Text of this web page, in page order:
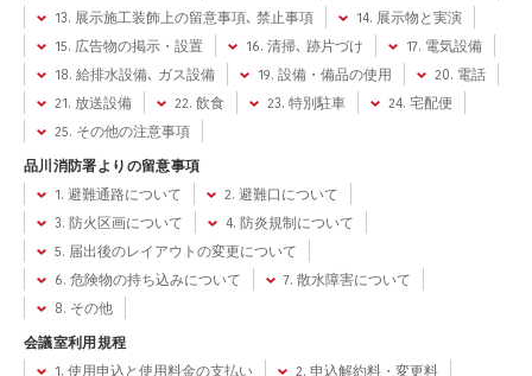
13. 展示施工装飾上の留意事項､ 禁止事項
14. 展示物と実演
15. 広告物の掲示・設置
16. 清掃､ 跡片づけ
17. 電気設備
18. 給排水設備､ ガス設備
19. 設備・備品の使用
20. 電話
21. 放送設備
22. 飲食 23. 特別駐車
24. 宅配便
25. その他の注意事項
品川消防署よりの留意事項
1. 避難通路について
2. 避難口について
3. 防火区画について
4. 防炎規制について
5. 届出後のレイアウトの変更について
6. 危険物の持ち込みについて
7. 散水障害について
8. その他
会議室利用規程
1. 使用申込と使用料金の支払い
2. 申込解約料・変更料